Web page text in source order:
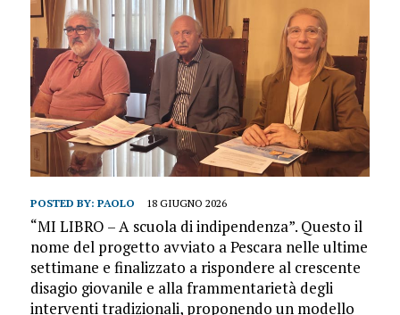
POSTED BY: PAOLO 18 GIUGNO 2026
“MI LIBRO – A scuola di indipendenza”. Questo il
nome del progetto avviato a Pescara nelle ultime
settimane e finalizzato a rispondere al crescente
disagio giovanile e alla frammentarietà degli
interventi tradizionali, proponendo un modello